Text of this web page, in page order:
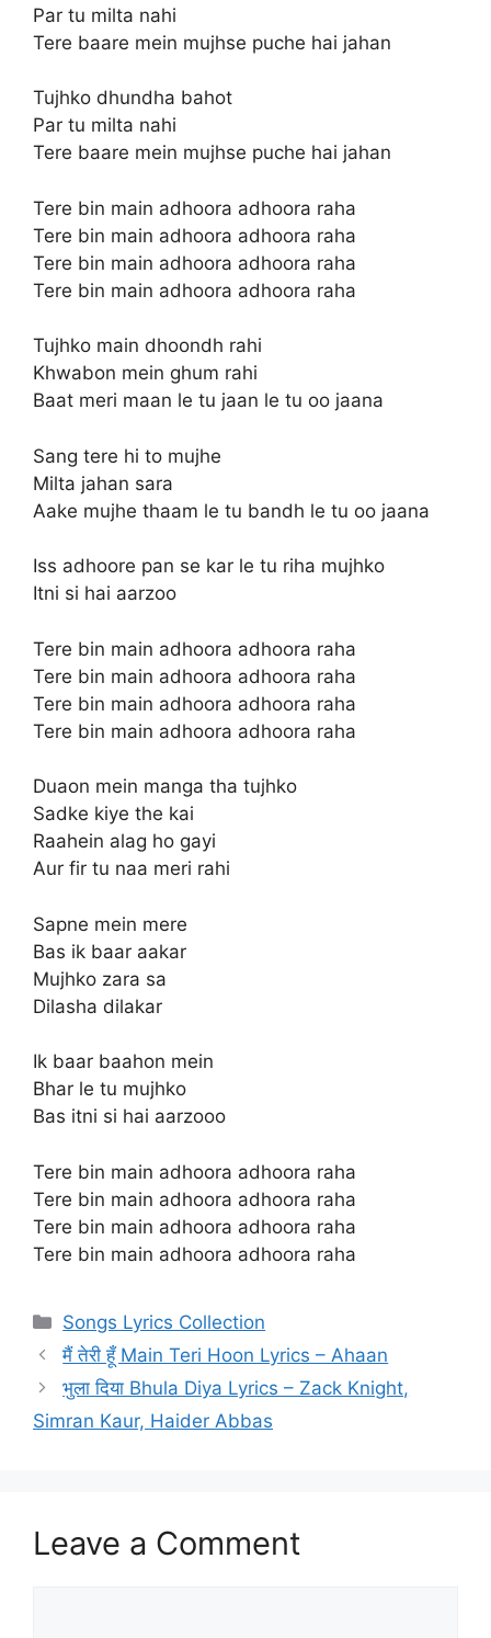
Par tu milta nahi
Tere baare mein mujhse puche hai jahan
Tujhko dhundha bahot
Par tu milta nahi
Tere baare mein mujhse puche hai jahan
Tere bin main adhoora adhoora raha
Tere bin main adhoora adhoora raha
Tere bin main adhoora adhoora raha
Tere bin main adhoora adhoora raha
Tujhko main dhoondh rahi
Khwabon mein ghum rahi
Baat meri maan le tu jaan le tu oo jaana
Sang tere hi to mujhe
Milta jahan sara
Aake mujhe thaam le tu bandh le tu oo jaana
Iss adhoore pan se kar le tu riha mujhko
Itni si hai aarzoo
Tere bin main adhoora adhoora raha
Tere bin main adhoora adhoora raha
Tere bin main adhoora adhoora raha
Tere bin main adhoora adhoora raha
Duaon mein manga tha tujhko
Sadke kiye the kai
Raahein alag ho gayi
Aur fir tu naa meri rahi
Sapne mein mere
Bas ik baar aakar
Mujhko zara sa
Dilasha dilakar
Ik baar baahon mein
Bhar le tu mujhko
Bas itni si hai aarzooo
Tere bin main adhoora adhoora raha
Tere bin main adhoora adhoora raha
Tere bin main adhoora adhoora raha
Tere bin main adhoora adhoora raha
Categories
Songs Lyrics Collection
मैं तेरी हूँ Main Teri Hoon Lyrics – Ahaan
भुला दिया Bhula Diya Lyrics – Zack Knight,
Simran Kaur, Haider Abbas
Leave a Comment